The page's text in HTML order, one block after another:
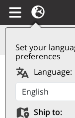
Set your
preferences
Language:
Ship to:
Barbera
Ricossa